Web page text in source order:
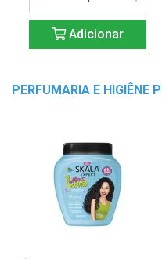
Adicionar
PERFUMARIA E HIGIÊNE